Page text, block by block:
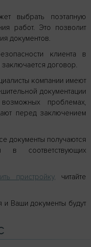
выбрать поэтапную
работ. Это позволит
документов.
клиента в
договор.
компании имеют
документации
проблемах,
перед заключением
документы получаются
в соответствующих
пристройку, читайте
Ваши документы будут